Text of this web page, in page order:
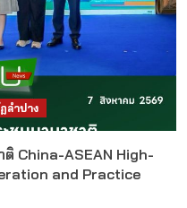
ลำปาง
China-ASEAN High-
and Practice